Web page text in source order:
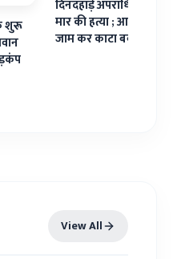
शुरू
दिनदहाड़े अपराधियों ने
मार की हत्या ; आक्रोशित
जाम कर काटा बवाल
View All